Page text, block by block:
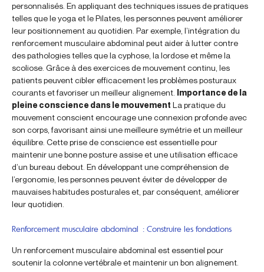
personnalisés. En appliquant des techniques issues de pratiques
telles que le yoga et le Pilates, les personnes peuvent améliorer
leur positionnement au quotidien. Par exemple, l’intégration du
renforcement musculaire abdominal peut aider à lutter contre
des pathologies telles que la cyphose, la lordose et même la
scoliose. Grâce à des exercices de mouvement continu, les
patients peuvent cibler efficacement les problèmes posturaux
courants et favoriser un meilleur alignement. Importance de la
pleine conscience dans le mouvement La pratique du
mouvement conscient encourage une connexion profonde avec
son corps, favorisant ainsi une meilleure symétrie et un meilleur
équilibre. Cette prise de conscience est essentielle pour
maintenir une bonne posture assise et une utilisation efficace
d’un bureau debout. En développant une compréhension de
l’ergonomie, les personnes peuvent éviter de développer de
mauvaises habitudes posturales et, par conséquent, améliorer
leur quotidien.
Renforcement musculaire abdominal : Construire les fondations
Un renforcement musculaire abdominal est essentiel pour
soutenir la colonne vertébrale et maintenir un bon alignement.